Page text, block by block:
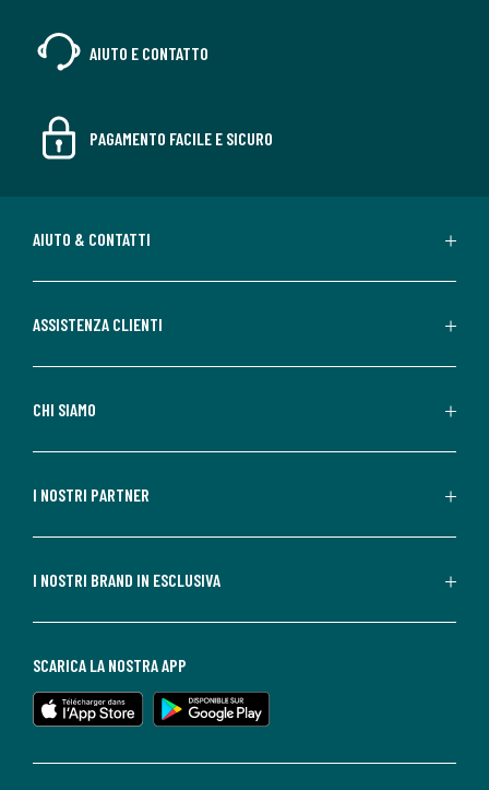
AIUTO E CONTATTO
PAGAMENTO FACILE E SICURO
AIUTO & CONTATTI
ASSISTENZA CLIENTI
CHI SIAMO
I NOSTRI PARTNER
I NOSTRI BRAND IN ESCLUSIVA
SCARICA LA NOSTRA APP